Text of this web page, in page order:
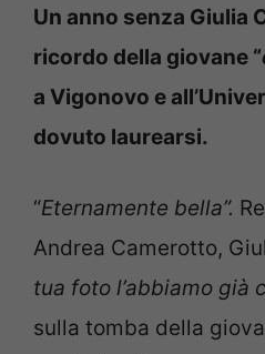
Un anno senza Giulia
ricordo della giovane “
a Vigonovo e
dovuto laurearsi.
“Eternamente bella”.
Andrea Camerotto,
tua foto l’abbiamo già
sulla tomba della